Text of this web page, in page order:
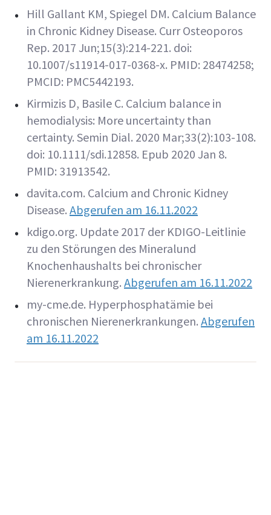
Hill Gallant KM, Spiegel DM. Calcium Balance
in Chronic Kidney Disease. Curr Osteoporos
Rep. 2017 Jun;15(3):214-221. doi:
10.1007/s11914-017-0368-x. PMID: 28474258;
PMCID: PMC5442193.
Kirmizis D, Basile C. Calcium balance in
hemodialysis: More uncertainty than
certainty. Semin Dial. 2020 Mar;33(2):103-108.
doi: 10.1111/sdi.12858. Epub 2020 Jan 8.
PMID: 31913542.
davita.com. Calcium and Chronic Kidney
Disease. Abgerufen am 16.11.2022
kdigo.org. Update 2017 der KDIGO-Leitlinie
zu den Störungen des Mineralund
Knochenhaushalts bei chronischer
Nierenerkrankung. Abgerufen am 16.11.2022
my-cme.de. Hyperphosphatämie bei
chronischen Nierenerkrankungen. Abgerufen
am 16.11.2022